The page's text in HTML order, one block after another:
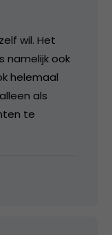
wil. Het
namelijk ook
helemaal
als
te